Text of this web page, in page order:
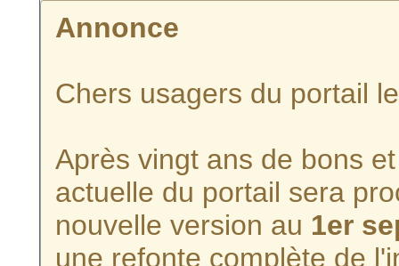
Annonce
Chers usagers du portail
Après vingt ans de bons
actuelle du portail sera
nouvelle version au 1er
une refonte complète de